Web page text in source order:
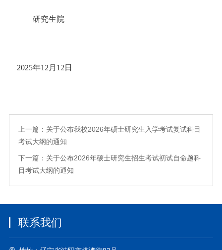
研究生院
2025年12月12日
上一篇：关于公布我校2026年硕士研究生入学考试复试科目
考试大纲的通知
下一篇：关于公布2026年硕士研究生招生考试初试自命题科
目考试大纲的通知
联系我们